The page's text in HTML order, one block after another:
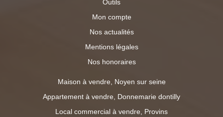
Outils
Mon compte
Nos actualités
Mentions légales
Nos honoraires
Maison à vendre, Noyen sur seine
Appartement à vendre, Donnemarie dontilly
Local commercial à vendre, Provins